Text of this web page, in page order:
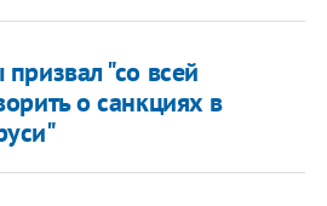
"со всей
о санкциях в